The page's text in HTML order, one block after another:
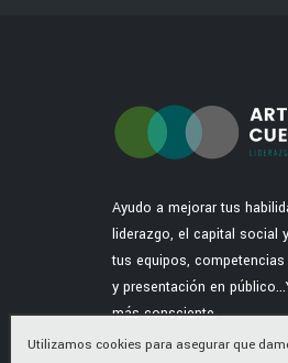
Ayudo a mejorar tus
liderazgo, el capital social
tus equipos,
y presentación en
más consciente.
Utilizamos cookies para asegurar que